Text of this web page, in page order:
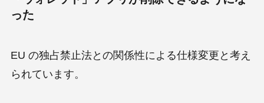
った
EU の独占禁止法との関係性による仕様変更と考え
られています。